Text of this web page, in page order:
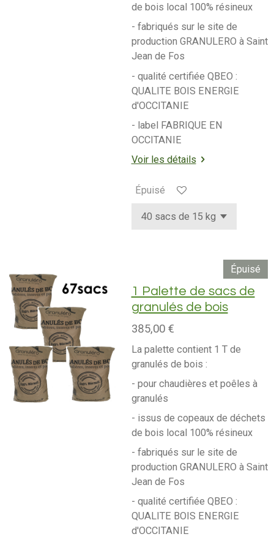
de bois local 100% résineux
- fabriqués sur le site de
production GRANULERO à Saint
Jean de Fos
- qualité certifiée QBEO :
QUALITE BOIS ENERGIE
d'OCCITANIE
- label FABRIQUE EN
OCCITANIE
Voir les détails
Épuisé
Épuisé
1 Palette de sacs de
granulés de bois
385,00 €
La palette contient 1 T de
granulés de bois :
- pour chaudières et poêles à
granulés
- issus de copeaux de déchets
de bois local 100% résineux
- fabriqués sur le site de
production GRANULERO à Saint
Jean de Fos
- qualité certifiée QBEO :
QUALITE BOIS ENERGIE
d'OCCITANIE